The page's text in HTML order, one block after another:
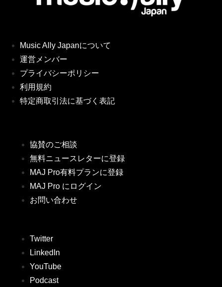
Music Ally Japanについて
運営メンバー
プライバシーポリシー
利用規約
特定商取引法に基づく表記
協賛のご相談
無料ニュースレターに登録
MAJ Pro有料プランに登録
MAJ Pro にログイン
お問い合わせ
Twitter
LinkedIn
YouTube
Podcast